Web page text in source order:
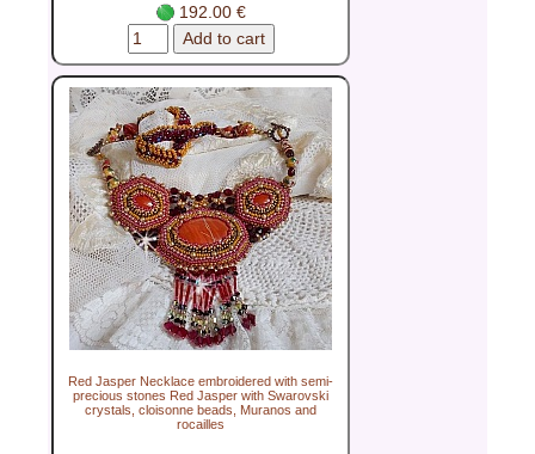
192.00 €
Red Jasper Necklace embroidered with semi-
precious stones Red Jasper with Swarovski
crystals, cloisonne beads, Muranos and
rocailles